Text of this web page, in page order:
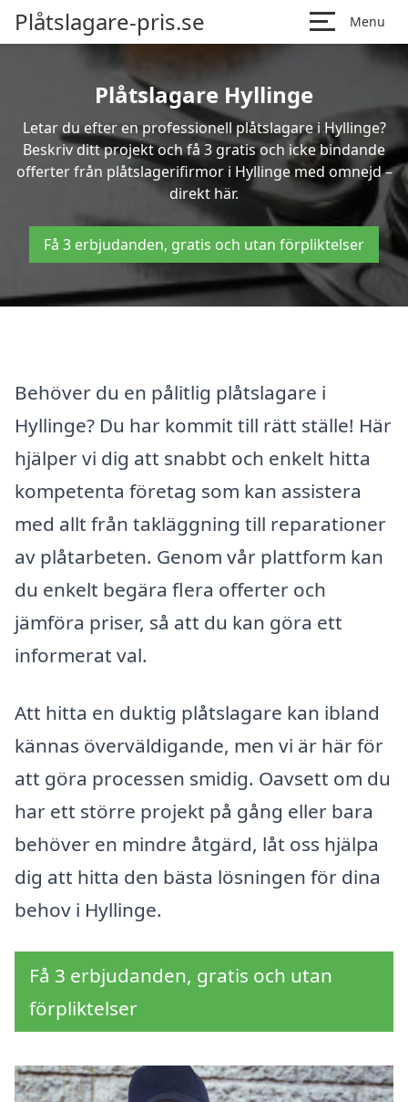
Plåtslagare-pris.se Menu
Plåtslagare Hyllinge
Letar du efter en professionell plåtslagare i Hyllinge?
Beskriv ditt projekt och få 3 gratis och icke bindande
offerter från plåtslagerifirmor i Hyllinge med omnejd –
direkt här.
Få 3 erbjudanden, gratis och utan förpliktelser
Behöver du en pålitlig plåtslagare i
Hyllinge? Du har kommit till rätt ställe! Här
hjälper vi dig att snabbt och enkelt hitta
kompetenta företag som kan assistera
med allt från takläggning till reparationer
av plåtarbeten. Genom vår plattform kan
du enkelt begära flera offerter och
jämföra priser, så att du kan göra ett
informerat val.
Att hitta en duktig plåtslagare kan ibland
kännas överväldigande, men vi är här för
att göra processen smidig. Oavsett om du
har ett större projekt på gång eller bara
behöver en mindre åtgärd, låt oss hjälpa
dig att hitta den bästa lösningen för dina
behov i Hyllinge.
Få 3 erbjudanden, gratis och utan
förpliktelser